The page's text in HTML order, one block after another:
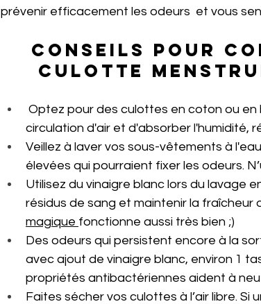
prévenir efficacement les odeurs  et vous
Conseils pour
culotte
circulation d'air et d'absorber l'humidité,
Veillez à laver vos sous-vêtements à
élevées qui pourraient fixer les odeurs.
Utilisez du vinaigre blanc lors du lavage
résidus de sang et maintenir la fraîcheur
magique fonctionne aussi très bien ;)
Des odeurs qui persistent encore à la
avec ajout de vinaigre blanc, environ 1
propriétés antibactériennes aident à
Faites sécher vos culottes à l’air libre. Si